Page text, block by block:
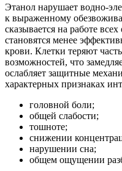
Этанол нарушает водно-
к выраженному
сказывается на работе
становятся менее
крови. Клетки теряют
возможностей, что
ослабляет защитные
характерных признаках
головной боли;
общей слабости;
тошноте;
снижении
нарушении сна;
общем ощущении